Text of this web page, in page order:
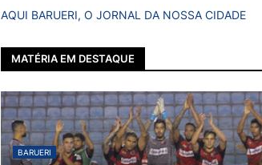
AQUI BARUERI, O JORNAL DA NOSSA CIDADE
MATÉRIA EM DESTAQUE
BARUERI